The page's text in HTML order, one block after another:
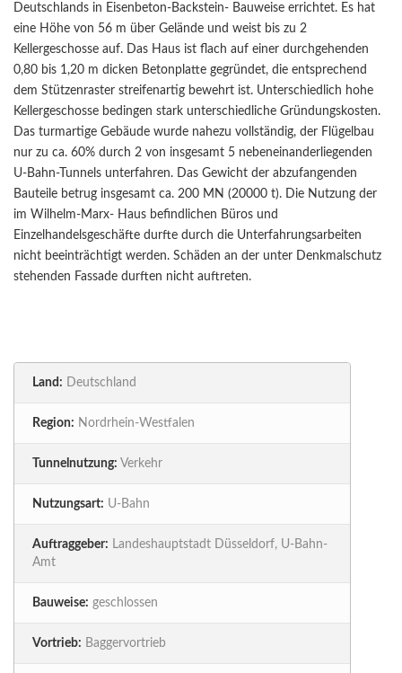
Deutschlands in Eisenbeton-Backstein- Bauweise errichtet. Es hat
eine Höhe von 56 m über Gelände und weist bis zu 2
Kellergeschosse auf. Das Haus ist flach auf einer durchgehenden
0,80 bis 1,20 m dicken Betonplatte gegründet, die entsprechend
dem Stützenraster streifenartig bewehrt ist. Unterschiedlich hohe
Kellergeschosse bedingen stark unterschiedliche Gründungskosten.
Das turmartige Gebäude wurde nahezu vollständig, der Flügelbau
nur zu ca. 60% durch 2 von insgesamt 5 nebeneinanderliegenden
U-Bahn-Tunnels unterfahren. Das Gewicht der abzufangenden
Bauteile betrug insgesamt ca. 200 MN (20000 t). Die Nutzung der
im Wilhelm-Marx- Haus befindlichen Büros und
Einzelhandelsgeschäfte durfte durch die Unterfahrungsarbeiten
nicht beeinträchtigt werden. Schäden an der unter Denkmalschutz
stehenden Fassade durften nicht auftreten.
Land: Deutschland
Region: Nordrhein-Westfalen
Tunnelnutzung: Verkehr
Nutzungsart: U-Bahn
Auftraggeber: Landeshauptstadt Düsseldorf, U-Bahn-
Amt
Bauweise: geschlossen
Vortrieb: Baggervortrieb